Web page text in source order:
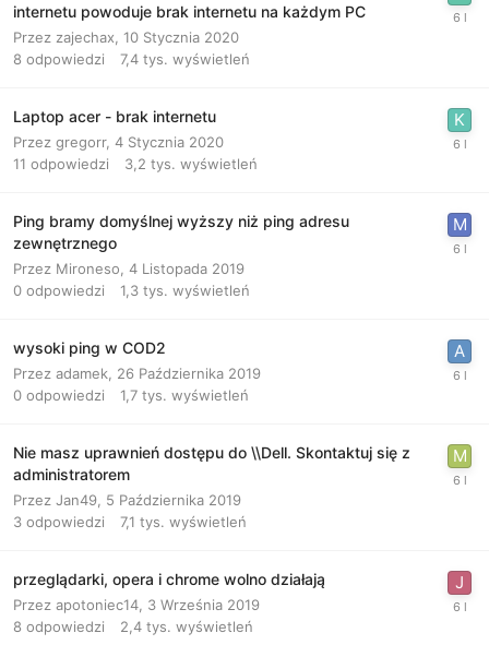
internetu powoduje brak internetu na każdym PC
Przez zajechax 10 Stycznia 2020
8 odpowiedzi 7,4 tys. wyświetleń
Laptop acer - brak internetu
Przez gregorr, 4 Stycznia 2020
11 odpowiedzi 3,2 tys. wyświetleń
Ping bramy domyślnej wyższy niż ping adresu
zewnętrznego
Przez Mironeso 4 Listopada 2019
0 odpowiedzi 1,3 tys. wyświetleń
wysoki ping w COD2
Przez adamek
26 Października 2019
0 odpowiedzi 1,7 tys. wyświetleń
Nie masz uprawnień dostępu do \\Dell. Skontaktuj się z
administratorem
Przez Jan49 5 Października 2019
3 odpowiedzi 7,1 tys. wyświetleń
przeglądarki, opera i chrome wolno działają
Przez apotoniec14 3 Września 2019
8 odpowiedzi 2,4 tys. wyświetleń